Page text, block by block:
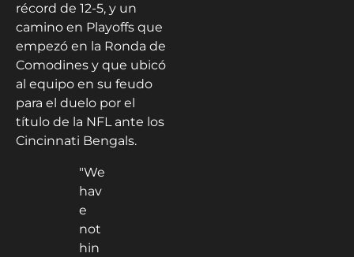
récord de 12-5, y un
camino en Playoffs que
empezó en la Ronda de
Comodines y que ubicó
al equipo en su feudo
para el duelo por el
título de la NFL ante los
Cincinnati Bengals.
"We
hav
e
not
hin